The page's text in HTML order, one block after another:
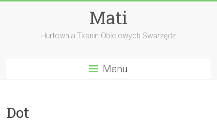
Mati
Hurtownia Tkanin Obiciowych Swarzędz
Menu
Dot